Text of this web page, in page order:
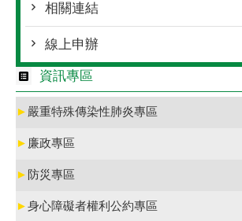
相關連結
線上申辦
資訊專區
► 嚴重特殊傳染性肺炎專區
► 廉政專區
► 防災專區
►身心障礙者權利公約專區